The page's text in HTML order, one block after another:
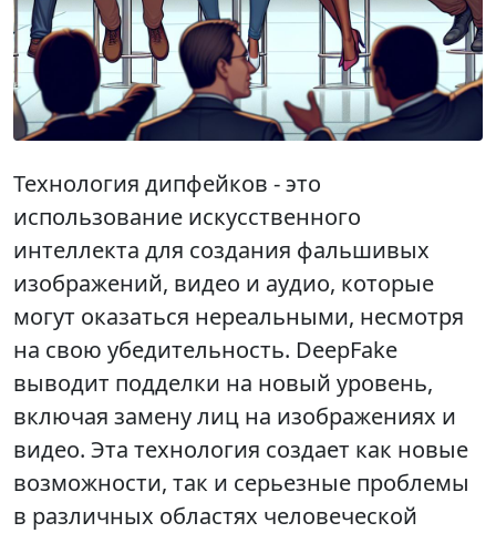
Технология дипфейков - это
использование искусственного
интеллекта для создания фальшивых
изображений, видео и аудио, которые
могут оказаться нереальными, несмотря
на свою убедительность. DeepFake
выводит подделки на новый уровень,
включая замену лиц на изображениях и
видео. Эта технология создает как новые
возможности, так и серьезные проблемы
в различных областях человеческой